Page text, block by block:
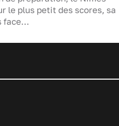
le plus petit des scores, sa
face…